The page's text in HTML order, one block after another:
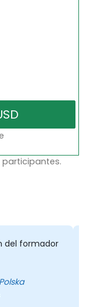
participantes.
del formador